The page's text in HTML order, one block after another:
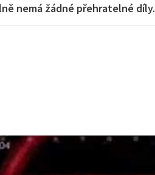
nemá žádné přehratelné díly.